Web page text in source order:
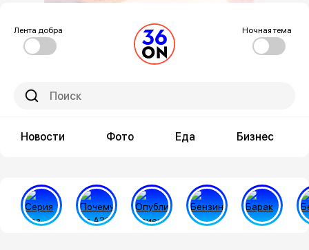
Лента добра Ночная тема
Новости Фото Еда Бизнес